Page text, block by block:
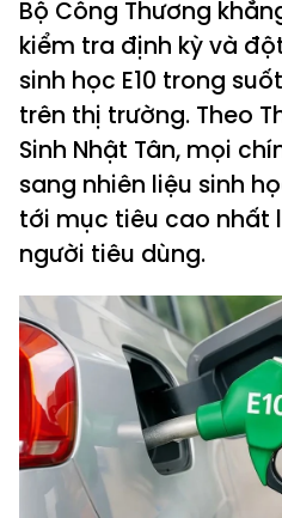
Bộ Công Thương
kiểm tra định kỳ và
sinh học E10 trong
trên thị trường. Theo
Sinh Nhật Tân, mọi
sang nhiên liệu sinh
tới mục tiêu cao nhất
người tiêu dùng.